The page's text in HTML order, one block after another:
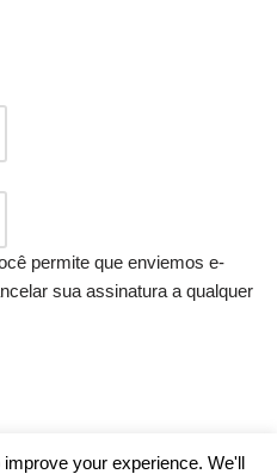
permite que enviemos e-
sua assinatura a qualquer
your experience. We'll